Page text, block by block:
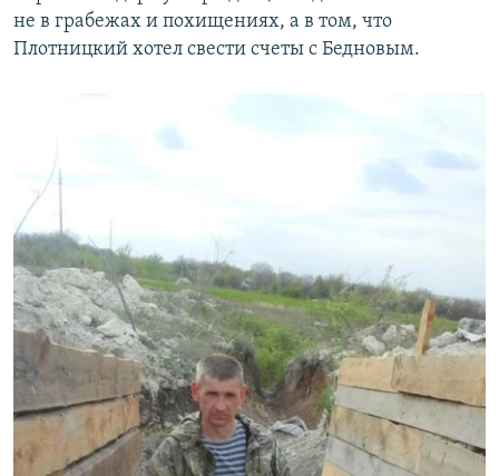
не в грабежах и похищениях, а в том, что
Плотницкий хотел свести счеты с Бедновым.